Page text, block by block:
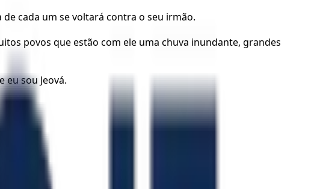
de cada um se voltará contra o seu irmão.
povos que estão com ele uma chuva inundante, grandes
eu sou Jeová.